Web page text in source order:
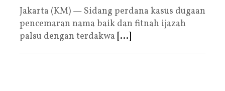
Jakarta (KM) — Sidang perdana kasus dugaan
pencemaran nama baik dan fitnah ijazah
palsu dengan terdakwa [...]